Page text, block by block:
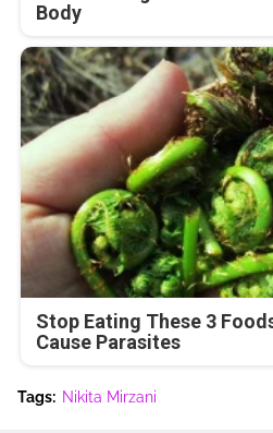
Body
Stop Eating These 3
Cause Parasites
Tags: Nikita Mirzani